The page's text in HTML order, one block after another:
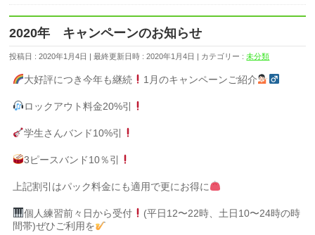
2020年 キャンペーンのお知らせ
投稿日 : 2020年1月4日 最終更新日時 : 2020年1月4日 カテゴリー :未分類
大好評につき今年も継続 1月のキャンペーンご紹介
ロックアウト料金20%引
学生さんバンド10%引
3ピースバンド10％引
上記割引はパック料金にも適用で更にお得に
個人練習前々日から受付
(平日12〜22時、土日10〜24時の時
間帯)ぜひご利用を